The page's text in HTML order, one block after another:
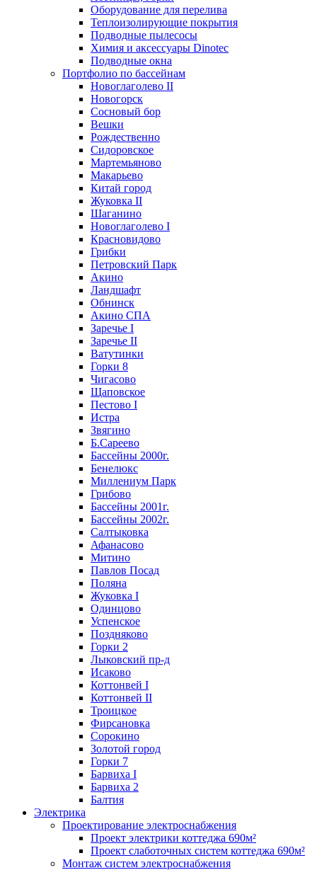
Оборудование для перелива
Теплоизолирующие покрытия
Подводные пылесосы
Химия и аксессуары Dinotec
Подводные окна
Портфолио по бассейнам
Новоглаголево II
Новогорск
Сосновый бор
Вешки
Рождественно
Сидоровское
Мартемьяново
Макарьево
Китай город
Жуковка II
Шаганино
Новоглаголево I
Красновидово
Грибки
Петровский Парк
Акино
Ландшафт
Обнинск
Акино СПА
Заречье I
Заречье II
Ватутинки
Горки 8
Чигасово
Щаповское
Пестово I
Истра
Звягино
Б.Сареево
Бассейны 2000г.
Бенелюкс
Миллениум Парк
Грибово
Бассейны 2001г.
Бассейны 2002г.
Салтыковка
Афанасово
Митино
Павлов Посад
Поляна
Жуковка I
Одинцово
Успенское
Поздняково
Горки 2
Лыковский пр-д
Исаково
Коттонвей I
Коттонвей II
Троицкое
Фирсановка
Сорокино
Золотой город
Горки 7
Барвиха I
Барвиха 2
Балтия
Электрика
Проектирование электроснабжения
Проект электрики коттеджа 690м²
Проект слаботочных систем коттеджа 690м²
Монтаж систем электроснабжения